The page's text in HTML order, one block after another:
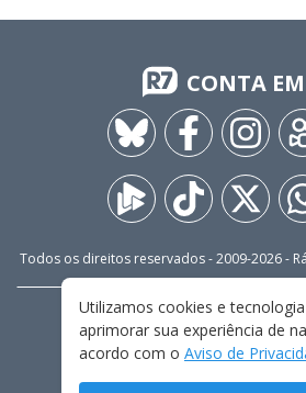
CONTA
Todos os direitos reservados - 2009-2026-
FALE CONOSCO
TERMOS E CONDIÇÕES
Utilizamos cookies e
aprimorar sua experiência de
acordo com o Aviso de